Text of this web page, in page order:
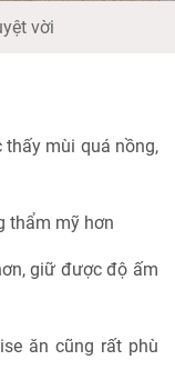
vời
thấy mùi quá nồng,
thẩm mỹ hơn
giữ được độ ấm
ăn cũng rất phù